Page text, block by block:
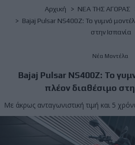
Breadcrumb
Αρχική NΕΑ ΤΗΣ ΑΓΟΡΑΣ
Bajaj Pulsar NS400Z: Το γυμνό
στην Ισπανία
Νέα Μοντέλα
Bajaj Pulsar NS400Z: Το
πλέον διαθέσιμο
Με άκρως ανταγωνιστική τιμή και 5